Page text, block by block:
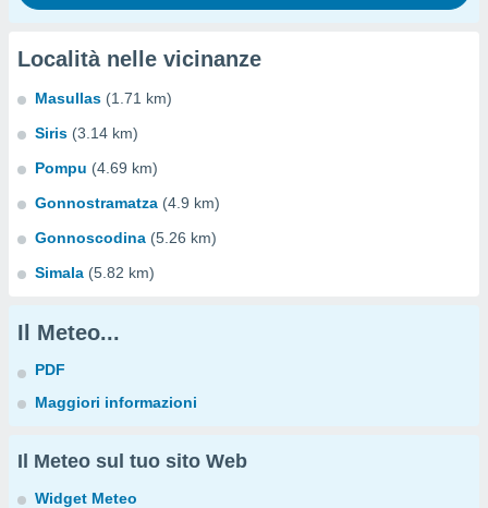
Località nelle vicinanze
Masullas (1.71 km)
Siris (3.14 km)
Pompu (4.69 km)
Gonnostramatza (4.9 km)
Gonnoscodina (5.26 km)
Simala (5.82 km)
Il Meteo...
PDF
Maggiori informazioni
Il Meteo sul tuo sito Web
Widget Meteo